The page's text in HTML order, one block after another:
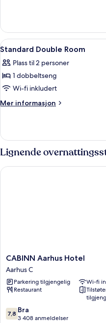
Family
Room
Åpne
alle
bildene
av
Standard
Double
9
Standard Double Room
Plass til 2 personer
1 dobbeltseng
Wi-fi inkludert
Mer informasjon
Mer
Double
Room
Lignende
CABINN
Aarhus
Hotel
Aarhus
C
CABINN Aarhus Hotel
Aarhus C
Parkering tilgjengelig
Wi-fi
Restaurant
7.8
av
7,8 Bra
3 408 anmeldelser
CABINN Aarhus Hotel